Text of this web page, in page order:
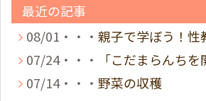
最近の記事
08/01・・・ 親子で学ぼう！性
07/24・・・
「こだまらんちを
07/14・・・ 野菜の収穫